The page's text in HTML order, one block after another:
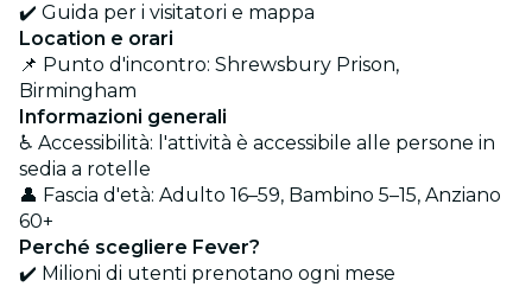
✔️ Guida per i visitatori e mappa
Location e orari
📌 Punto d'incontro: Shrewsbury Prison,
Birmingham
Informazioni generali
♿ Accessibilità: l'attività è accessibile alle persone in
sedia a rotelle
👤 Fascia d'età: Adulto 16–59, Bambino 5–15, Anziano
60+
Perché scegliere Fever?
✔️ Milioni di utenti prenotano ogni mese